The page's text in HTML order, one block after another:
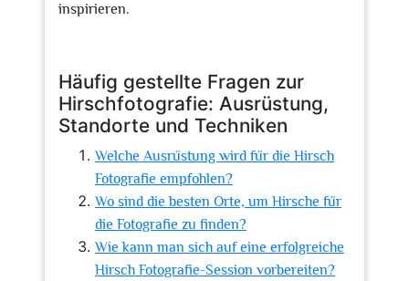
inspirieren.
Häufig gestellte Fragen zur
Hirschfotografie: Ausrüstung,
Standorte und Techniken
Welche Ausrüstung wird für die Hirsch
Fotografie empfohlen?
Wo sind die besten Orte, um Hirsche für
die Fotografie zu finden?
Wie kann man sich auf eine erfolgreiche
Hirsch Fotografie-Session vorbereiten?